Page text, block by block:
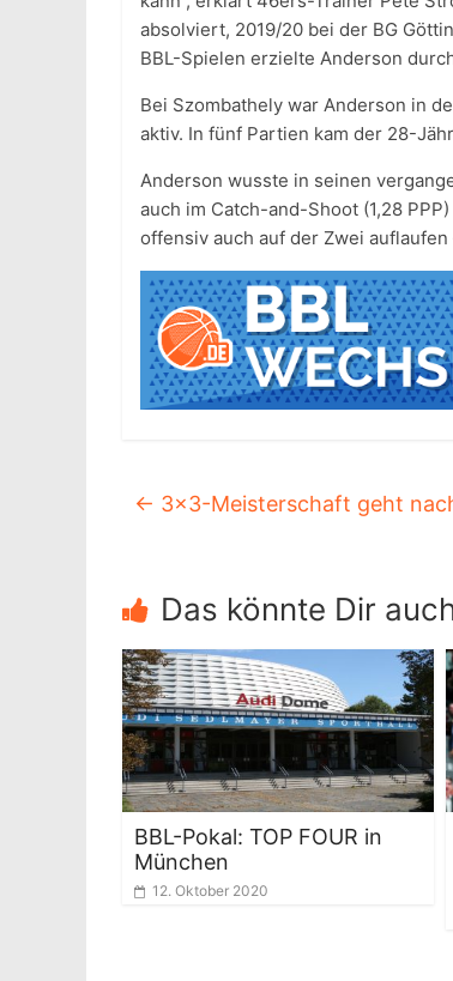
absolviert, 2019/20 bei der BG
BBL-Spielen erzielte Anderson
Bei Szombathely war Anderson in
aktiv. In fünf Partien kam der 28-
Anderson wusste in seinen
auch im Catch-and-Shoot (1,28
offensiv auch auf der Zwei
← 3×3-Meisterschaft geht
Das könnte Dir
BBL-Pokal: TOP FOUR in
München
12. Oktober 2020